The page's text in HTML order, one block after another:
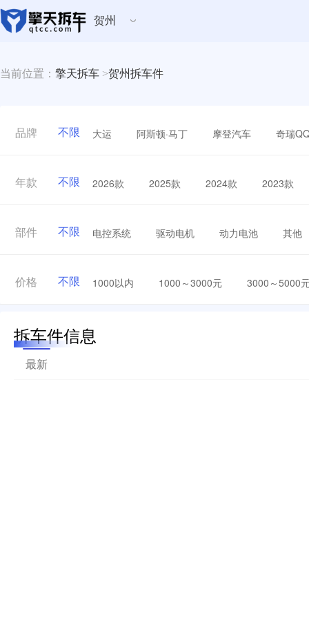
贺州
当前位置： 擎天拆车 >贺州拆车件
品牌 不限 大运 阿斯顿·马丁 摩登汽车 奇瑞
年款 不限 2026款 2025款 2024款 2023款
部件 不限 电控系统 驱动电机 动力电池 其他
价格 不限 1000以内 1000～3000元 3000～5000
拆车件信息
最新